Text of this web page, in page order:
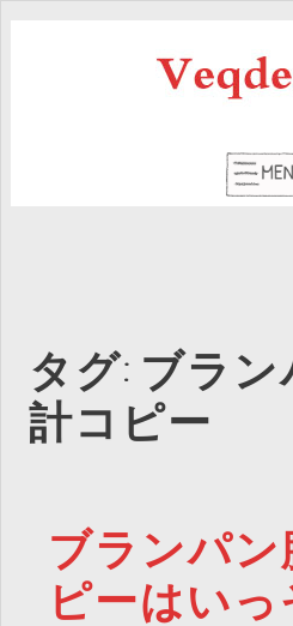
タグ: ブラ
計コピー
ブランパン
ピーはいっ